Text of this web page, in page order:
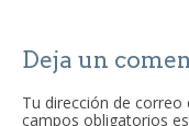
Deja un
Tu dirección de correo
campos obligatorios